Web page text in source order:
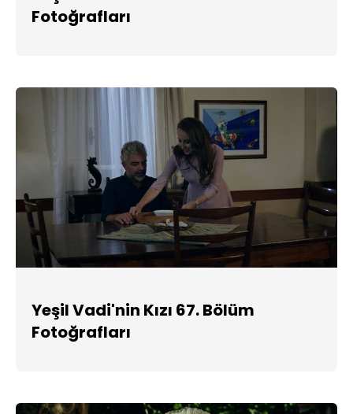
Fotoğrafları
Yeşil Vadi'nin Kızı 67. Bölüm
Fotoğrafları